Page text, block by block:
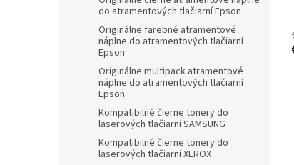
do atramentových tlačiarní Epson
Originálne farebné atramentové
náplne do atramentových tlačiarní
Epson
Originálne multipack atramentové
náplne do atramentových tlačiarní
Epson
Kompatibilné čierne tonery do
laserových tlačiarní SAMSUNG
Kompatibilné čierne tonery do
laserových tlačiarní XEROX